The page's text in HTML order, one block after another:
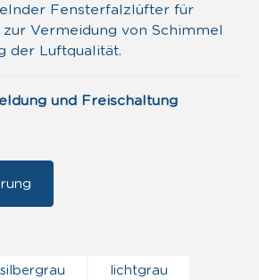
Fensterfalzlüfter für
Vermeidung von Schimmel
der Luftqualität.
und Freischaltung
silbergrau
lichtgrau